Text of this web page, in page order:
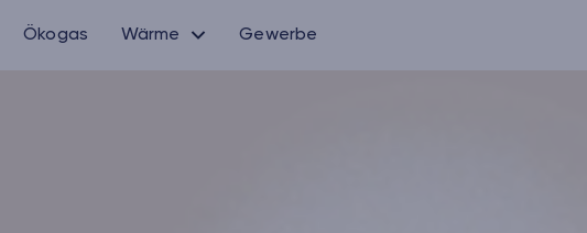
Ökogas Wärme Gewerbe